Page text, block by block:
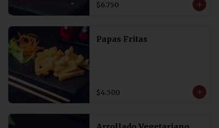
$6.750
Papas Fritas
$4.500